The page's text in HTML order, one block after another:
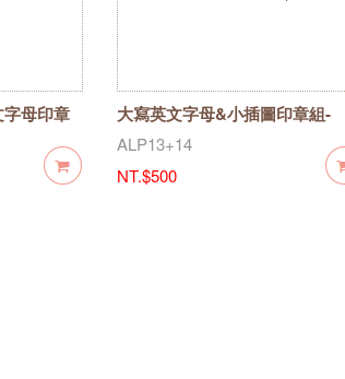
母印章
大寫英文字母&小插圖印章組-
ALP13+14大小寫兩入 (絕版出清)
ALP13+14
NT.$500